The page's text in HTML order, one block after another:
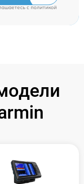
c политикой